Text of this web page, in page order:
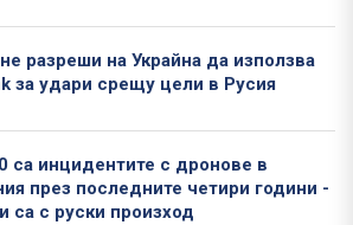
разреши на Украйна да използва
за удари срещу цели в Русия
са инцидентите с дронове в
през последните четири години -
са с руски произход